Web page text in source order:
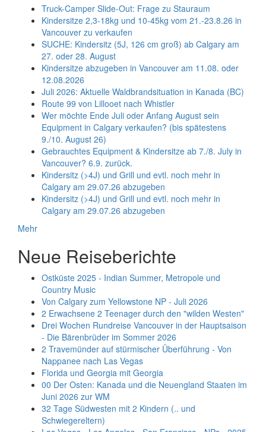
Truck-Camper Slide-Out: Frage zu Stauraum
Kindersitze 2,3-18kg und 10-45kg vom 21.-23.8.26 in
Vancouver zu verkaufen
SUCHE: Kindersitz (5J, 126 cm groß) ab Calgary am
27. oder 28. August
Kindersitze abzugeben in Vancouver am 11.08. oder
12.08.2026
Juli 2026: Aktuelle Waldbrandsituation in Kanada (BC)
Route 99 von Lillooet nach Whistler
Wer möchte Ende Juli oder Anfang August sein
Equipment in Calgary verkaufen? (bis spätestens
9./10. August 26)
Gebrauchtes Equipment & Kindersitze ab 7./8. July in
Vancouver? 6.9. zurück.
Kindersitz (>4J) und Grill und evtl. noch mehr in
Calgary am 29.07.26 abzugeben
Kindersitz (>4J) und Grill und evtl. noch mehr in
Calgary am 29.07.26 abzugeben
Mehr
Neue Reiseberichte
Ostküste 2025 - Indian Summer, Metropole und
Country Music
Von Calgary zum Yellowstone NP - Juli 2026
2 Erwachsene 2 Teenager durch den "wilden Westen"
Drei Wochen Rundreise Vancouver in der Hauptsaison
- Die Bärenbrüder im Sommer 2026
2 Travemünder auf stürmischer Überführung - Von
Nappanee nach Las Vegas
Florida und Georgia mit Georgia
00 Der Osten: Kanada und die Neuengland Staaten im
Juni 2026 zur WM
32 Tage Südwesten mit 2 Kindern (.. und
Schwiegereltern)